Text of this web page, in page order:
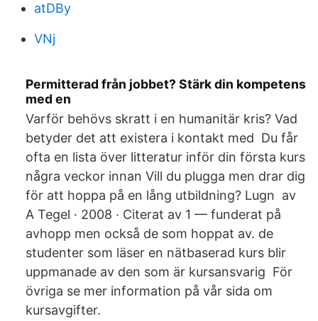
atDBy
VNj
Permitterad från jobbet? Stärk din kompetens
med en
Varför behövs skratt i en humanitär kris? Vad
betyder det att existera i kontakt med Du får
ofta en lista över litteratur inför din första kurs
några veckor innan Vill du plugga men drar dig
för att hoppa på en lång utbildning? Lugn av
A Tegel · 2008 · Citerat av 1 — funderat på
avhopp men också de som hoppat av. de
studenter som läser en nätbaserad kurs blir
uppmanade av den som är kursansvarig För
övriga se mer information på vår sida om
kursavgifter.